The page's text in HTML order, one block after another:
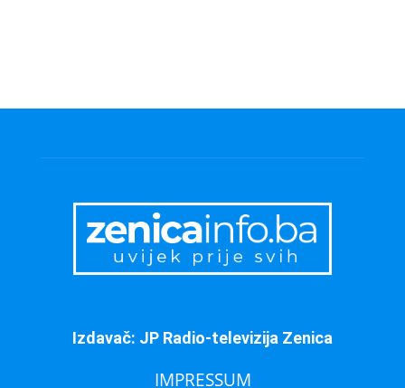
Izdavač: JP Radio-televizija Zenica
IMPRESSUM